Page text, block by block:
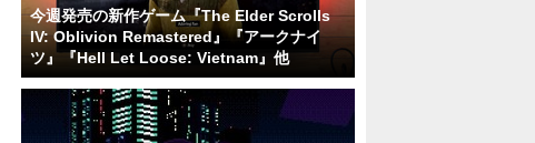
今週発売の新作ゲーム『The Elder Scrolls
IV: Oblivion Remastered』『アークナイ
ツ』『Hell Let Loose: Vietnam』他